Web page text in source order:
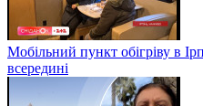
Мобільний пункт обігріву в
всередині